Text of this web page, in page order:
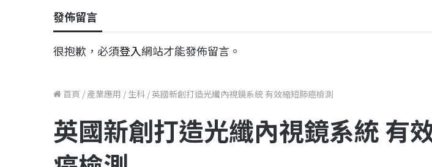
發佈留言
很抱歉，必須登入網站才能發佈留言。